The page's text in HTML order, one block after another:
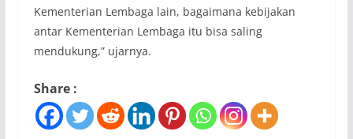
Kementerian Lembaga lain, bagaimana kebijakan
antar Kementerian Lembaga itu bisa saling
mendukung,” ujarnya.
Share :